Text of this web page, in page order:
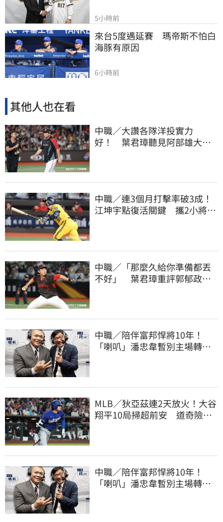
5小時前
來台5度遇延賽　瑪帝斯不怕白
海豚有原因
6小時前
其他人也在看
中職／大讚各隊洋投實力
好！ 葉君璋聽見阿部雄大被
中職／連3個月打擊率破3成！
江坤宇點復活關鍵 攜2小將赴
中職／「那麼久給你準備都丟
不好」 葉君璋重評郭郁政對
中職／陪伴富邦悍將10年！
「喇叭」潘忠韋暫別主場轉
MLB／狄亞茲連2天放火！大谷
翔平10局掃超前安 道奇險逃9
中職／陪伴富邦悍將10年！
「喇叭」潘忠韋暫別主場轉